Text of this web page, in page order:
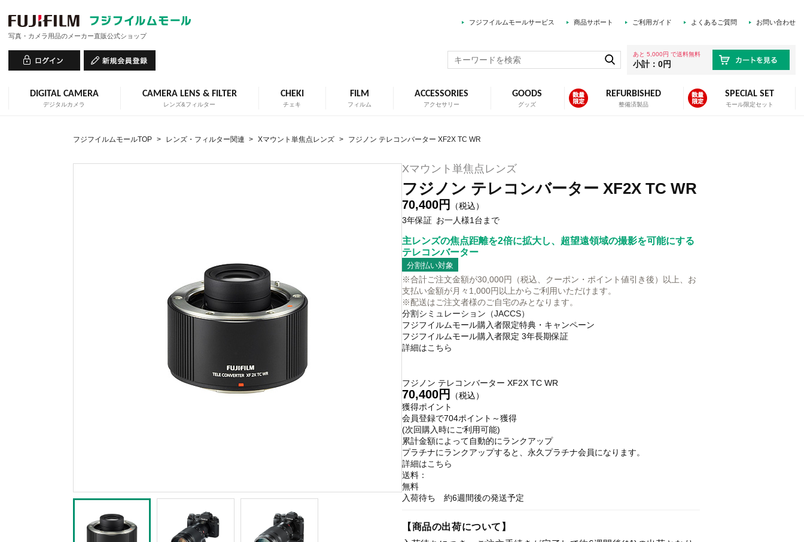
写真・カメラ用品のメーカー直販公式ショップ
フジフイルムモールサービス 商品サポート ご利用ガイド よくあるご質問 お問い合わせ
あと 5,000円 で送料無料
小計：0円
DIGITAL CAMERA
デジタルカメラ
CAMERA LENS & FILTER
レンズ&フィルター
CHEKI
チェキ
FILM
フィルム
ACCESSORIES
アクセサリー
GOODS
グッズ
REFURBISHED
整備済製品
SPECIAL SET
モール限定セット
フジフイルムモールTOP > レンズ・フィルター関連 > Xマウント単焦点レンズ > フジノン テレコンバーター XF2X TC WR
Xマウント単焦点レンズ
フジノン テレコンバーター XF2X TC WR
70,400円
（税込）
3年保証 お一人様1台まで
主レンズの焦点距離を2倍に拡大し、超望遠領域の撮影を可能にする
テレコンバーター
分割払い対象
※合計ご注文金額が30,000円（税込、クーポン・ポイント値引き後）以上、お
支払い金額が月々1,000円以上からご利用いただけます。
※配送はご注文者様のご自宅のみとなります。
分割シミュレーション（JACCS）
フジフイルムモール購入者限定特典・キャンペーン
フジフイルムモール購入者限定 3年長期保証
詳細はこちら
フジノン テレコンバーター XF2X TC WR
70,400円
（税込）
獲得ポイント
会員登録で704ポイント～獲得
(次回購入時にご利用可能)
累計金額によって自動的にランクアップ
プラチナにランクアップすると、永久プラチナ会員になります。
詳細はこちら
送料：
無料
入荷待ち 約6週間後の発送予定
【商品の出荷について】